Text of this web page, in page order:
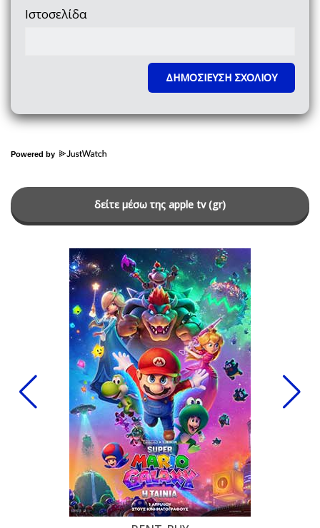
Ιστοσελίδα
Powered by
δείτε μέσω της apple tv (gr)